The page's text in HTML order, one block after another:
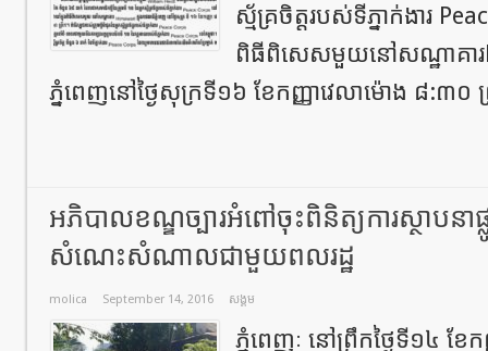
ស្ម័គ្រចិត្តរបស់ទីភ្នាក់ងារ
ពិធីពិសេសមួយនៅសណ្ឋាគារ
ភ្នំពេញនៅថ្ងៃសុក្រទី១៦ ខែកញ្ញាវេលាម៉ោង ៨:៣០
អភិបាលខណ្ឌច្បារអំពៅចុះពិនិត្យការស្ថាបនា
សំណេះសំណាលជាមួយពលរដ្ឋ
molica September 14, 2016 សង្គម
ភ្នំពេញៈ នៅព្រឹកថ្ងៃទី១៤ ខ